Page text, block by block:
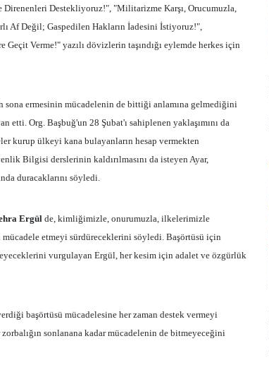
Direnenleri Destekliyoruz!", "Militarizme Karşı, Orucumuzla,
Af Değil; Gaspedilen Hakların İadesini İstiyoruz!",
Verme!" yazılı dövizlerin taşındığı eylemde herkes için
sona ermesinin mücadelenin de bittiği anlamına gelmediğini
Org. Başbuğ'un 28 Şubat'ı sahiplenen yaklaşımını da
kurup ülkeyi kana bulayanların hesap vermekten
Bilgisi derslerinin kaldırılmasını da isteyen Ayar,
duracaklarını söyledi.
Ergül de, kimliğimizle, onurumuzla, ilkelerimizle
etmeyi sürdüreceklerini söyledi. Başörtüsü için
vurgulayan Ergül, her kesim için adalet ve özgürlük
başörtüsü mücadelesine her zaman destek vermeyi
sonlanana kadar mücadelenin de bitmeyeceğini